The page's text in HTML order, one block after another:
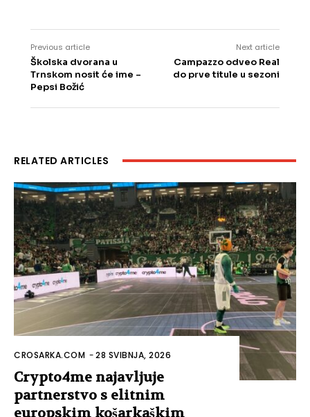
Previous article
Školska dvorana u
Trnskom nosit će ime –
Pepsi Božić
Next article
Campazzo odveo Real
do prve titule u sezoni
RELATED ARTICLES
CROSARKA.COM -28 SVIBNJA, 2026
Crypto4me najavljuje
partnerstvo s elitnim
europskim košarkaškim